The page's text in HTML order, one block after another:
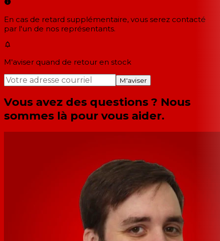
En cas de retard supplémentaire, vous serez contacté
par l'un de nos représentants.
M'aviser quand de retour en stock
M'aviser
Vous avez des questions ? Nous
sommes là pour vous aider.